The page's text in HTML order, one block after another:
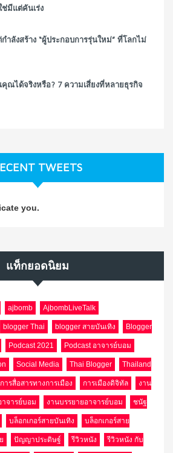
ช่มีแต่คันเร่ง
ำลังสร้าง “ผู้ประกอบการรุ่นใหม่” ที่โลกไม่
ณได้จริงหรือ? 7 ความเสี่ยงที่หลายธุรกิจ
TWEETS
you.
แท็กยอดนิยม
ajbomb AjbombLiveTalk
blogger Thai blogger สายบันเทิง Blogger
Podcast 2021 Podcast อาจารย์บอม
Social Media Thai Blogger Thailand
การสื่อสารทางการเมือง การเมืองดิจิทัล งาน
าจารย์บอม งานบรรยายอาจารย์บอม ชนัฐ
บล็อกเกอร์สายบันเทิง บล็อกเกอร์สาย
ปัญญาประดิษฐ์ รีวิวหนัง รีวิวหนัง กับ